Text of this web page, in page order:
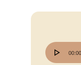
00:00